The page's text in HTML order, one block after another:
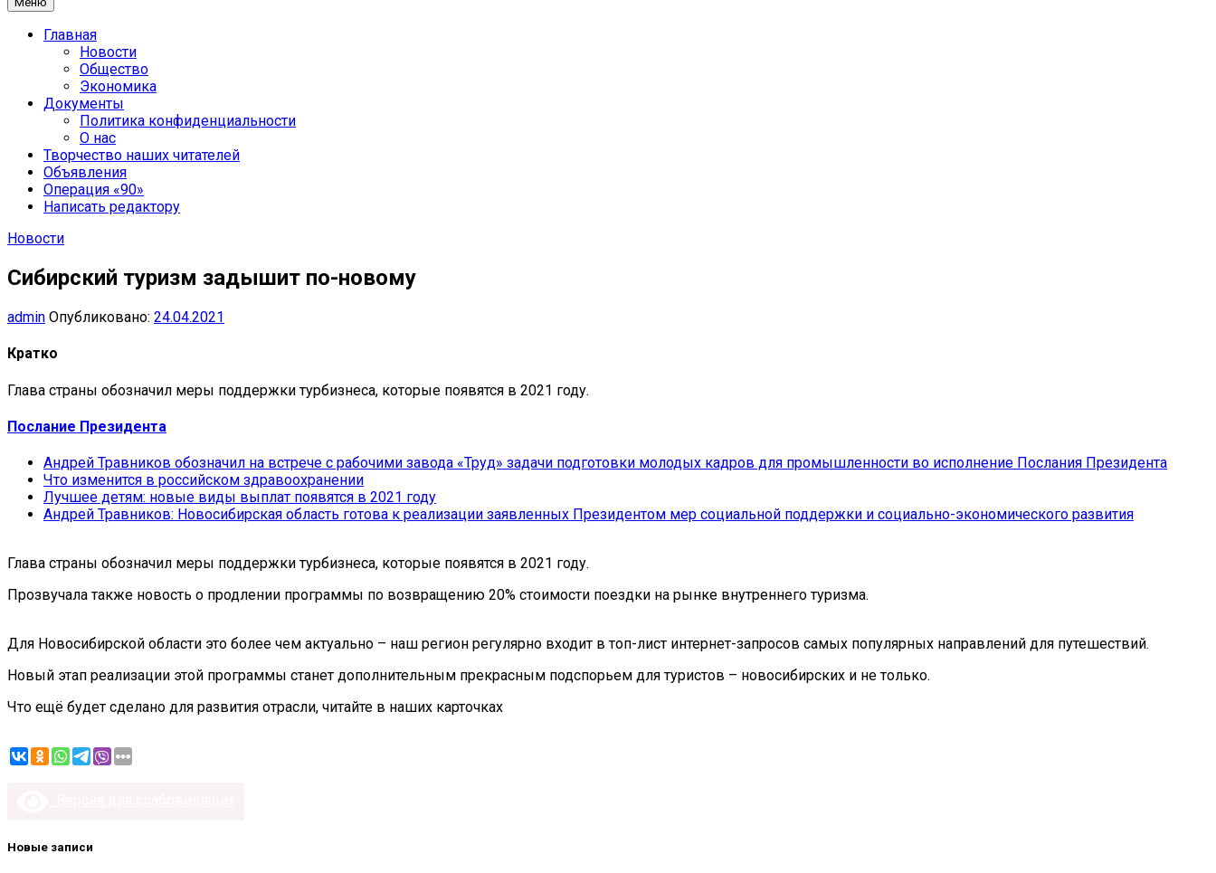
Главная
Новости
Общество
Экономика
Документы
Политика конфиденциальности
О нас
Творчество наших читателей
Объявления
Операция «90»
Написать редактору
Новости
Сибирский туризм задышит по-новому
admin Опубликовано: 24.04.2021
Кратко
Глава страны обозначил меры поддержки турбизнеса, которые появятся в 2021 году.
Послание Президента
Андрей Травников обозначил на встрече с рабочими завода «Труд» задачи подготовки молодых кадров для промышленности во исполнение Послания Президента
Что изменится в российском здравоохранении
Лучшее детям: новые виды выплат появятся в 2021 году
Андрей Травников: Новосибирская область готова к реализации заявленных Президентом мер социальной поддержки и социально-экономического развития
Глава страны обозначил меры поддержки турбизнеса, которые появятся в 2021 году.
Прозвучала также новость о продлении программы по возвращению 20% стоимости поездки на рынке внутреннего туризма.
Для Новосибирской области это более чем актуально – наш регион регулярно входит в топ-лист интернет-запросов самых популярных направлений для путешествий.
Новый этап реализации этой программы станет дополнительным прекрасным подспорьем для туристов – новосибирских и не только.
Что ещё будет сделано для развития отрасли, читайте в наших карточках
Новые записи